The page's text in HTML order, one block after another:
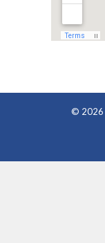
© 2026